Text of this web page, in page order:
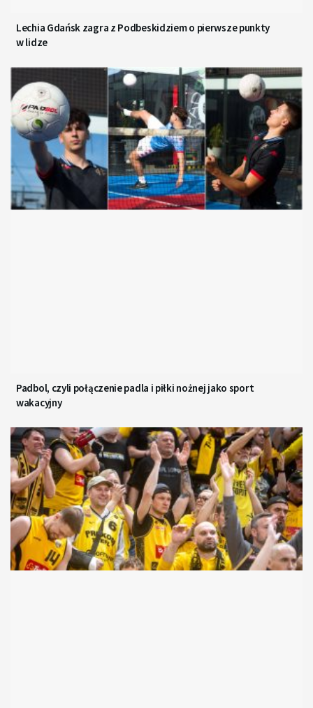
Lechia Gdańsk zagra z Podbeskidziem o pierwsze punkty
w lidze
Padbol, czyli połączenie padla i piłki nożnej jako sport
wakacyjny